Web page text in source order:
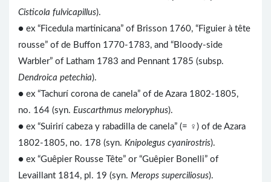
Cisticola fulvicapillus).
● ex “Ficedula martinicana” of Brisson 1760, “Figuier à tête
rousse” of de Buffon 1770-1783, and “Bloody-side
Warbler” of Latham 1783 and Pennant 1785 (subsp.
Dendroica petechia).
● ex “Tachurí corona de canela” of de Azara 1802-1805,
no. 164 (syn. Euscarthmus meloryphus).
● ex “Suirirí cabeza y rabadilla de canela” (= ♀) of de Azara
1802-1805, no. 178 (syn. Knipolegus cyanirostris).
● ex “Guêpier Rousse Tête” or “Guêpier Bonelli” of
Levaillant 1814, pl. 19 (syn. Merops superciliosus).